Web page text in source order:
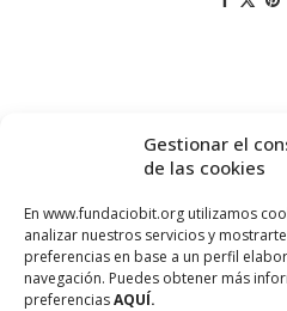
Gestionar el
de las cookies
En www.fundaciobit.org utilizamos
analizar nuestros servicios y
preferencias en base a un perfil
navegación. Puedes obtener más
preferenciasAQUÍ.
PROJECTE COFINANÇAT PEL